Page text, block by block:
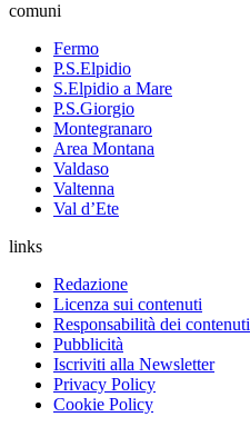
comuni
Fermo
P.S.Elpidio
S.Elpidio a Mare
P.S.Giorgio
Montegranaro
Area Montana
Valdaso
Valtenna
Val d’Ete
links
Redazione
Licenza sui contenuti
Responsabilità dei contenuti
Pubblicità
Iscriviti alla Newsletter
Privacy Policy
Cookie Policy